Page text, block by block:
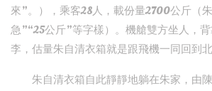
來”。），乘客28人，載份量2700公斤（
急”“25公斤”等字樣）。機艙雙方坐人，
李，估量朱自清衣箱就是跟飛機一同回到北
朱自清衣箱自此靜靜地躺在朱家，由